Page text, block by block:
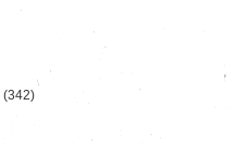
(342)